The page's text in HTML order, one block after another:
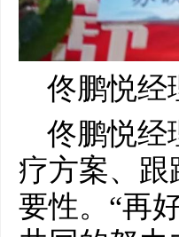
佟鹏悦经
佟鹏悦经
疗方案、跟
要性。“再